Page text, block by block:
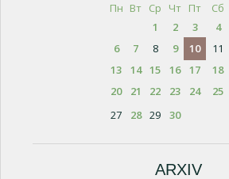
Пн Вт Ср Чт Пт Сб
1
2 3 4
6
7 8 9 10 11
13
14 15 16 17 18
20
21 22 23 24 25
27
28 29 30
ARXIV